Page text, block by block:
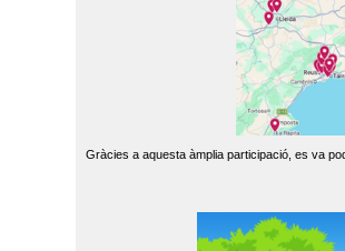
Gràcies a aquesta àmplia participació, es va